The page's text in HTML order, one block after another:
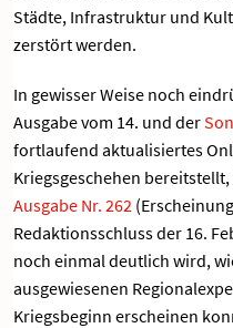
Städte, Infrastruktur und
zerstört werden.
In gewisser Weise noch
Ausgabe vom 14. und der
fortlaufend aktualisiertes
Kriegsgeschehen
Ausgabe Nr. 262
Redaktionsschluss der 16.
noch einmal deutlich wird,
ausgewiesenen
Kriegsbeginn erscheinen